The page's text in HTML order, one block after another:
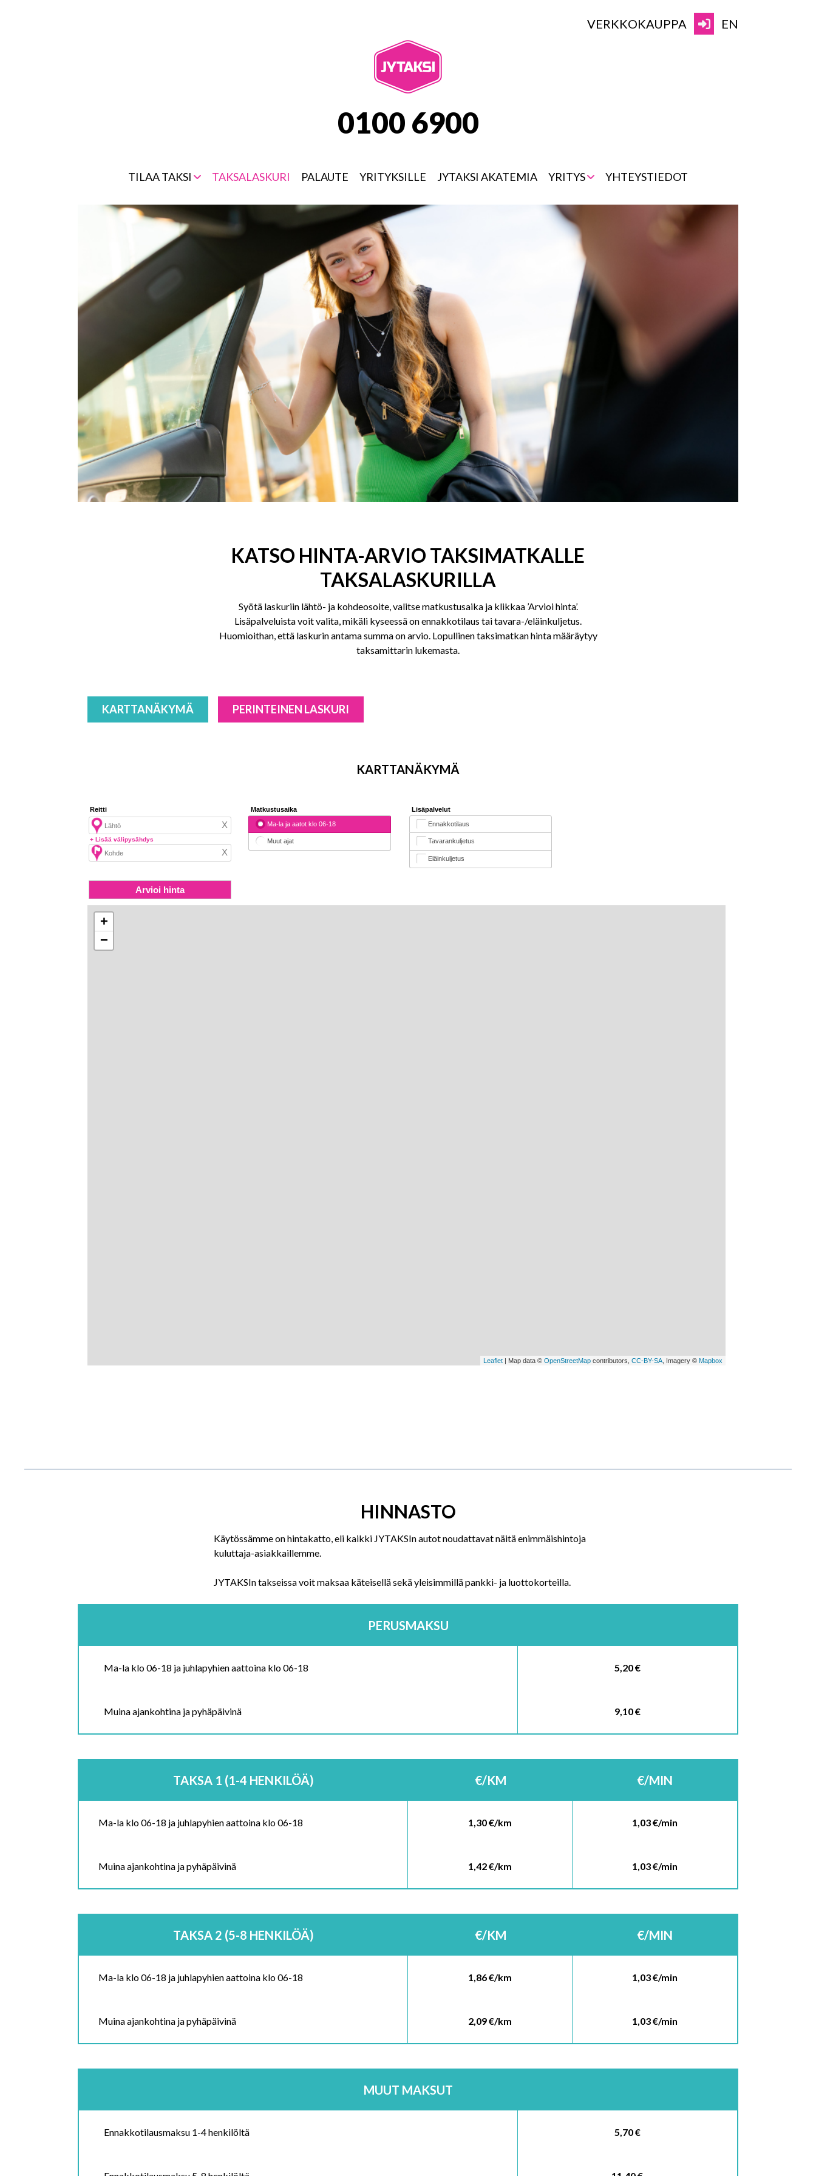
VERKKOKAUPPA EN
JYTAKSI
0100 6900
TILAA TAKSI TAKSALASKURI PALAUTE YRITYKSILLE JYTAKSI AKATEMIA YRITYS YHTEYSTIEDOT
KATSO HINTA-ARVIO TAKSIMATKALLE
TAKSALASKURILLA
Syötä laskuriin lähtö- ja kohdeosoite, valitse matkustusaika ja klikkaa ’Arvioi hinta’.
Lisäpalveluista voit valita, mikäli kyseessä on ennakkotilaus tai tavara-/eläinkuljetus.
Huomioithan, että laskurin antama summa on arvio. Lopullinen taksimatkan hinta määräytyy
taksamittarin lukemasta.
KARTTANÄKYMÄ PERINTEINEN LASKURI
KARTTANÄKYMÄ
HINNASTO
Käytössämme on hintakatto, eli kaikki JYTAKSIn autot noudattavat näitä enimmäishintoja
kuluttaja-asiakkaillemme.
JYTAKSIn takseissa voit maksaa käteisellä sekä yleisimmillä pankki- ja luottokorteilla.
PERUSMAKSU
Ma-la klo 06-18 ja juhlapyhien aattoina klo 06-18 5,20 €
Muina ajankohtina ja pyhäpäivinä 9,10 €
TAKSA 1 (1-4 HENKILÖÄ) €/KM €/MIN
Ma-la klo 06-18 ja juhlapyhien aattoina klo 06-18 1,30 €/km 1,03 €/min
Muina ajankohtina ja pyhäpäivinä 1,42 €/km 1,03 €/min
TAKSA 2 (5-8 HENKILÖÄ) €/KM €/MIN
Ma-la klo 06-18 ja juhlapyhien aattoina klo 06-18 1,86 €/km 1,03 €/min
Muina ajankohtina ja pyhäpäivinä 2,09 €/km 1,03 €/min
MUUT MAKSUT
Ennakkotilausmaksu 1-4 henkilöltä 5,70 €